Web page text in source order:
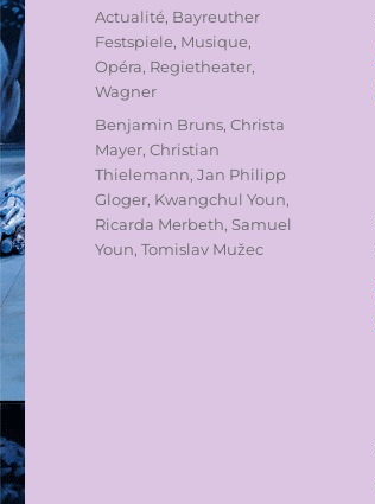
Catégories
Actualité, Bayreuther
Festspiele, Musique,
Opéra, Regietheater,
Wagner
Étiquettes
Benjamin Bruns,Christa
Mayer,Christian
Thielemann,Jan Philipp
Gloger, Kwangchul Youn,
Ricarda Merbeth, Samuel
Youn,Tomislav Mužec